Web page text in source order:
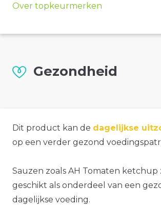
Over topkeurmerken
Gezondheid
Dit product kan de dagelijkse
op een verder gezond
Sauzen zoals AH Tomaten ketchup
geschikt als onderdeel van een
dagelijkse voeding.